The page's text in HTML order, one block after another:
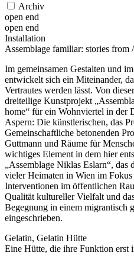
Archiv
open end
open end
Installation
Assemblage familiar: stories from
Im gemeinsamen Gestalten und
entwickelt sich ein Miteinander,
Vertrautes werden lässt. Von
dreiteilige Kunstprojekt
home“ für ein Wohnviertel in der
Aspern: Die künstlerischen, das
Gemeinschaftliche betonenden
Guttmann und Räume für
wichtiges Element in dem hier
„Assemblage Niklas Eslarn“, das
vieler Heimaten in Wien im
Interventionen im öffentlichen
Qualität kultureller Vielfalt und
Begegnung in einem migrantisch
eingeschrieben.
Gelatin, Gelatin Hütte
Eine Hütte, die ihre Funktion erst